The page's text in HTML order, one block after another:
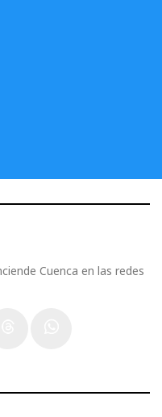
Cuenca en las redes